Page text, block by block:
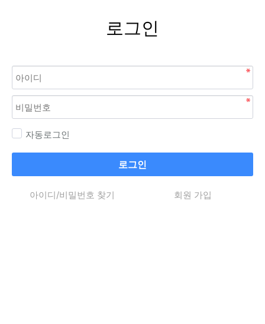
로그인
자동로그인
로그인
아이디/비밀번호 찾기 회원 가입